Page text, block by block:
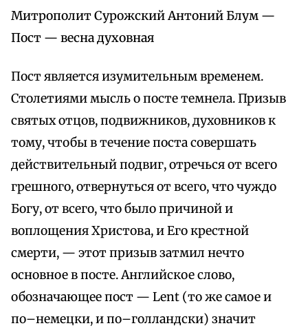
Митрополит Сурожский Антоний Блум —
Пост — весна духовная
Пост является изумительным временем.
Столетиями мысль о посте темнела. Призыв
святых отцов, подвижников, духовников к
тому, чтобы в течение поста совершать
действительный подвиг, отречься от всего
грешного, отвернуться от всего, что чуждо
Богу, от всего, что было причиной и
воплощения Христова, и Его крестной
смерти, — этот призыв затмил нечто
основное в посте. Английское слово,
обозначающее пост — Lent (то же самое и
по–немецки, и по–голландски) значит